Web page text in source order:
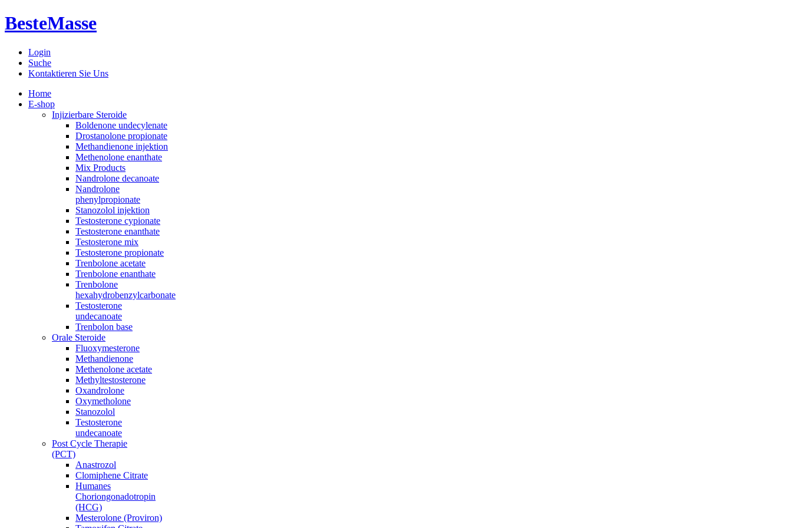
BesteMasse
Login
Suche
Kontaktieren Sie Uns
Home
E-shop
Injizierbare Steroide
Boldenone undecylenate
Drostanolone propionate
Methandienone injektion
Methenolone enanthate
Mix Products
Nandrolone decanoate
Nandrolone
phenylpropionate
Stanozolol injektion
Testosterone cypionate
Testosterone enanthate
Testosterone mix
Testosterone propionate
Trenbolone acetate
Trenbolone enanthate
Trenbolone
hexahydrobenzylcarbonate
Testosterone
undecanoate
Trenbolon base
Orale Steroide
Fluoxymesterone
Methandienone
Methenolone acetate
Methyltestosterone
Oxandrolone
Oxymetholone
Stanozolol
Testosterone
undecanoate
Post Cycle Therapie
(PCT)
Anastrozol
Clomiphene Citrate
Humanes
Choriongonadotropin
(HCG)
Mesterolone (Proviron)